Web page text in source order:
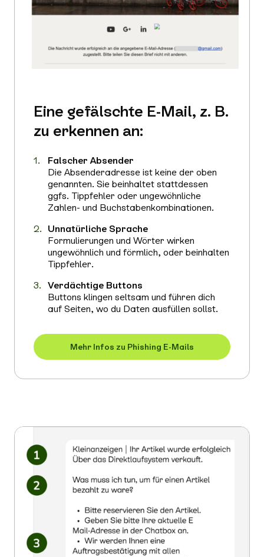
Eine gefälschte E-Mail, z. B.
zu erkennen an:
Falscher Absender
Die Absenderadresse ist keine der oben
genannten. Sie beinhaltet stattdessen
ggfs. Tippfehler oder ungewöhnliche
Zahlen- und Buchstabenkombinationen.
Unnatürliche Sprache
Formulierungen und Wörter wirken
ungewöhnlich und förmlich, oder beinhalten
Tippfehler.
Verdächtige Buttons
Buttons klingen seltsam und führen dich
auf Seiten, wo du Daten ausfüllen sollst.
Mehr Infos zu Phishing E-Mails